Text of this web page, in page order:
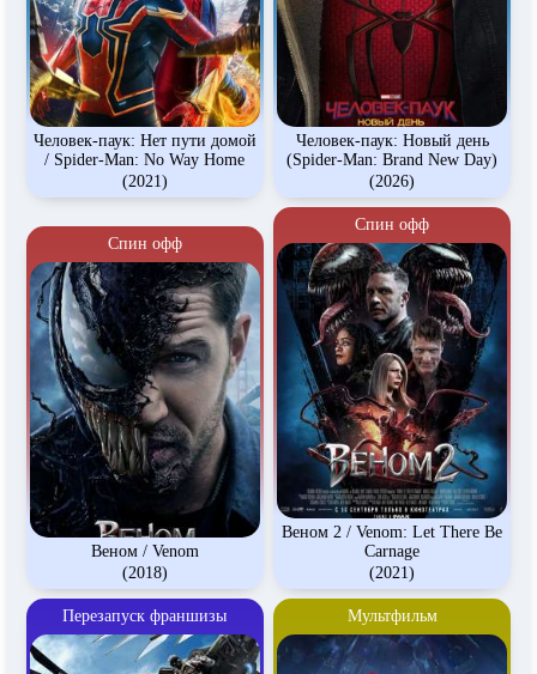
Человек-паук: Нет пути домой
/ Spider-Man: No Way Home
(2021)
Человек-паук: Новый день
(Spider-Man: Brand New Day)
(2026)
Спин офф
Веном / Venom
(2018)
Спин офф
Веном 2 / Venom: Let There Be
Carnage
(2021)
Перезапуск франшизы Мультфильм